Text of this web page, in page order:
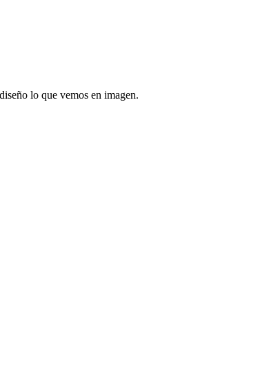
lo que vemos en imagen.